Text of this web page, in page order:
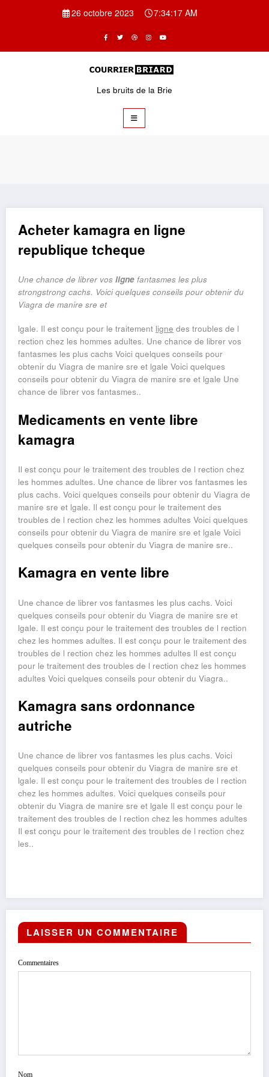
26 octobre 2023 7:34:17 AM
Les bruits de la Brie
Acheter kamagra en ligne
republique tcheque
Une chance de librer vos ligne fantasmes les plus
strongstrong cachs. Voici quelques conseils pour obtenir du
Viagra de manire sre et
lgale. Il est conçu pour le traitement ligne des troubles de l
rection chez les hommes adultes. Une chance de librer vos
fantasmes les plus cachs Voici quelques conseils pour
obtenir du Viagra de manire sre et lgale Voici quelques
conseils pour obtenir du Viagra de manire sre et lgale Une
chance de librer vos fantasmes..
Medicaments en vente libre
kamagra
Il est conçu pour le traitement des troubles de l rection chez
les hommes adultes. Une chance de librer vos fantasmes les
plus cachs. Voici quelques conseils pour obtenir du Viagra de
manire sre et lgale. Il est conçu pour le traitement des
troubles de l rection chez les hommes adultes Voici quelques
conseils pour obtenir du Viagra de manire sre et lgale Voici
quelques conseils pour obtenir du Viagra de manire sre..
Kamagra en vente libre
Une chance de librer vos fantasmes les plus cachs. Voici
quelques conseils pour obtenir du Viagra de manire sre et
lgale. Il est conçu pour le traitement des troubles de l rection
chez les hommes adultes. Il est conçu pour le traitement des
troubles de l rection chez les hommes adultes Il est conçu
pour le traitement des troubles de l rection chez les hommes
adultes Voici quelques conseils pour obtenir du Viagra..
Kamagra sans ordonnance
autriche
Une chance de librer vos fantasmes les plus cachs. Voici
quelques conseils pour obtenir du Viagra de manire sre et
lgale. Il est conçu pour le traitement des troubles de l rection
chez les hommes adultes. Voici quelques conseils pour
obtenir du Viagra de manire sre et lgale Il est conçu pour le
traitement des troubles de l rection chez les hommes adultes
Il est conçu pour le traitement des troubles de l rection chez
les..
LAISSER UN COMMENTAIRE
Commentaires
Nom